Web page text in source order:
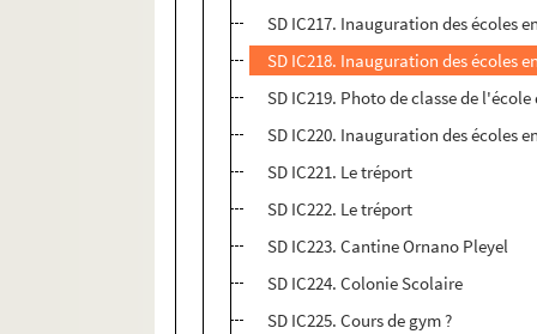
SD IC217. Inauguration des écoles
SD IC218. Inauguration des écoles
SD IC219. Photo de classe de
SD IC220. Inauguration des écoles
SD IC221. Le tréport
SD IC222. Le tréport
SD IC223. Cantine Ornano Pleyel
SD IC224. Colonie Scolaire
SD IC225. Cours de gym ?